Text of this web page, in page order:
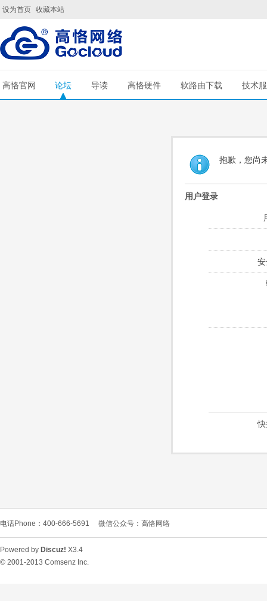
设为首页 收藏本站
高恪官网 论坛 导读 高恪硬件 软路由下载 技术
抱歉，您尚
用户登录
电话Phone：400-666-5691 微信公众号：高恪网络
Powered by Discuz! X3.4
© 2001-2013 Comsenz Inc.